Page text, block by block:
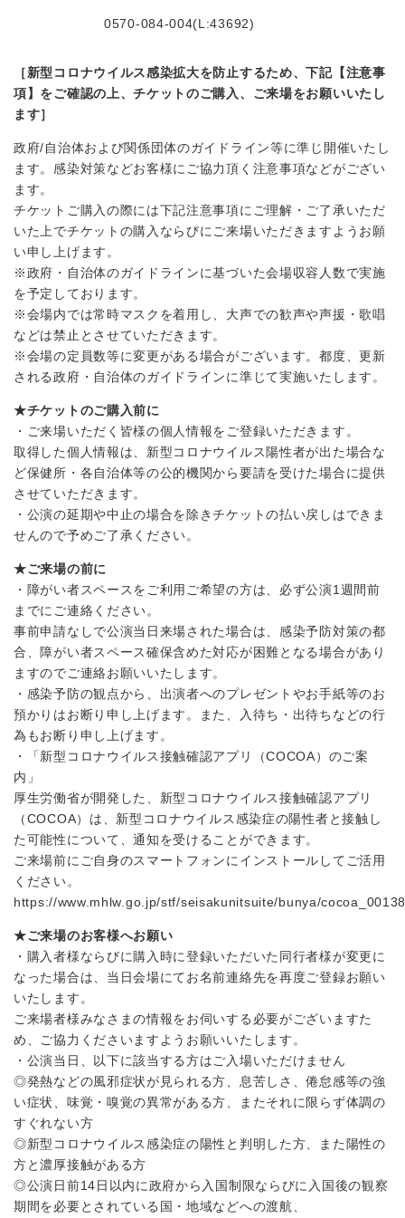
0570-084-004(L:43692)
［新型コロナウイルス感染拡大を防止するため、下記【注意事
項】をご確認の上、チケットのご購入、ご来場をお願いいたし
ます］
政府/自治体および関係団体のガイドライン等に準じ開催いたし
ます。感染対策などお客様にご協力頂く注意事項などがござい
ます。
チケットご購入の際には下記注意事項にご理解・ご了承いただ
いた上でチケットの購入ならびにご来場いただきますようお願
い申し上げます。
※政府・自治体のガイドラインに基づいた会場収容人数で実施
を予定しております。
※会場内では常時マスクを着用し、大声での歓声や声援・歌唱
などは禁止とさせていただきます。
※会場の定員数等に変更がある場合がございます。都度、更新
される政府・自治体のガイドラインに準じて実施いたします。
★チケットのご購入前に
・ご来場いただく皆様の個人情報をご登録いただきます。
取得した個人情報は、新型コロナウイルス陽性者が出た場合な
ど保健所・各自治体等の公的機関から要請を受けた場合に提供
させていただきます。
・公演の延期や中止の場合を除きチケットの払い戻しはできま
せんので予めご了承ください。
★ご来場の前に
・障がい者スペースをご利用ご希望の方は、必ず公演1週間前
までにご連絡ください。
事前申請なしで公演当日来場された場合は、感染予防対策の都
合、障がい者スペース確保含めた対応が困難となる場合があり
ますのでご連絡お願いいたします。
・感染予防の観点から、出演者へのプレゼントやお手紙等のお
預かりはお断り申し上げます。また、入待ち・出待ちなどの行
為もお断り申し上げます。
・「新型コロナウイルス接触確認アプリ（COCOA）のご案
内」
厚生労働省が開発した、新型コロナウイルス接触確認アプリ
（COCOA）は、新型コロナウイルス感染症の陽性者と接触し
た可能性について、通知を受けることができます。
ご来場前にご自身のスマートフォンにインストールしてご活用
ください。
https://www.mhlw.go.jp/stf/seisakunitsuite/bunya/
★ご来場のお客様へお願い
・購入者様ならびに購入時に登録いただいた同行者様が変更に
なった場合は、当日会場にてお名前連絡先を再度ご登録お願い
いたします。
ご来場者様みなさまの情報をお伺いする必要がございますた
め、ご協力くださいますようお願いいたします。
・公演当日、以下に該当する方はご入場いただけません
◎発熱などの風邪症状が見られる方、息苦しさ、倦怠感等の強
い症状、味覚・嗅覚の異常がある方、またそれに限らず体調の
すぐれない方
◎新型コロナウイルス感染症の陽性と判明した方、また陽性の
方と濃厚接触がある方
◎公演日前14日以内に政府から入国制限ならびに入国後の観察
期間を必要とされている国・地域などへの渡航、